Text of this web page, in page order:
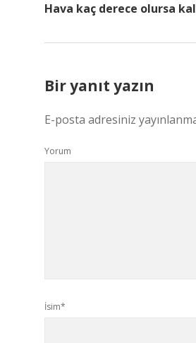
Hava kaç derece olursa
Bir yanıt yazın
E-posta adresiniz
Yorum
İsim*